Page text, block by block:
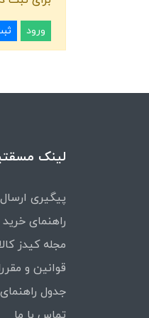
ورود
لینک
پیگیری
راهنمای
مجله کیدز کالا
قوانین و
جدول